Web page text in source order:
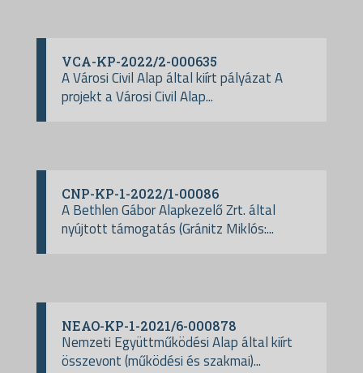
VCA-KP-2022/2-000635
A Városi Civil Alap által kiírt pályázat A
projekt a Városi Civil Alap...
CNP-KP-1-2022/1-00086
A Bethlen Gábor Alapkezelő Zrt. által
nyújtott támogatás (Gránitz Miklós:...
NEAO-KP-1-2021/6-000878
Nemzeti Együttműködési Alap által kiírt
összevont (működési és szakmai)...